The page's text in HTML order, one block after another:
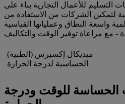
للأعمال التجارية بناء على
لتمكين الشركات من الاستفادة من
واسعة النطاق وعملياتها القياسية
ميديكال إكسبرس (الطبية)
الحساسية لدرجة الحرارة
الحساسة للوقت ودرجة